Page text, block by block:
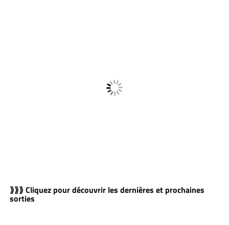
⟫⟫⟫ Cliquez pour découvrir les dernières et prochaines
sorties